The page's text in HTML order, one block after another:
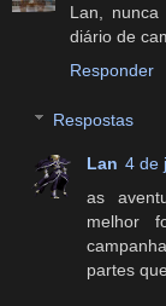
Lan,
diário de
Responder
Respostas
Lan 4 de
as
melhor
partes